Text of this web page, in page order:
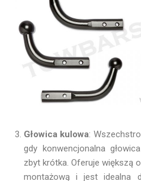
Głowica kulowa:
gdy konwencjonalna
zbyt krótka. Oferuje większą
montażową i jest idealna